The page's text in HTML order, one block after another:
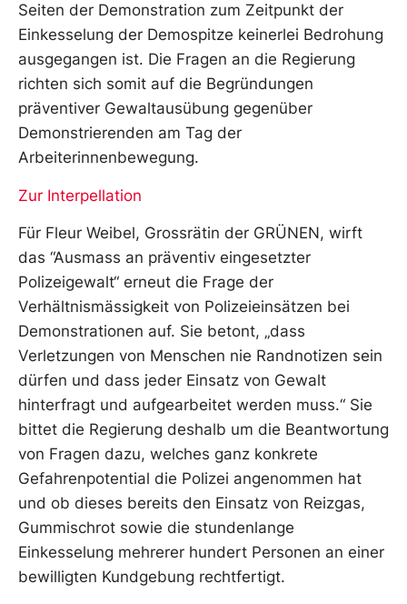
Seiten der Demonstration zum Zeitpunkt der
Einkesselung der Demospitze keinerlei Bedrohung
ausgegangen ist. Die Fragen an die Regierung
richten sich somit auf die Begründungen
präventiver Gewaltausübung gegenüber
Demonstrierenden am Tag der
Arbeiterinnenbewegung.
Zur Interpellation
Für Fleur Weibel, Grossrätin der GRÜNEN, wirft
das “Ausmass an präventiv eingesetzter
Polizeigewalt“ erneut die Frage der
Verhältnismässigkeit von Polizeieinsätzen bei
Demonstrationen auf. Sie betont, „dass
Verletzungen von Menschen nie Randnotizen sein
dürfen und dass jeder Einsatz von Gewalt
hinterfragt und aufgearbeitet werden muss.“ Sie
bittet die Regierung deshalb um die Beantwortung
von Fragen dazu, welches ganz konkrete
Gefahrenpotential die Polizei angenommen hat
und ob dieses bereits den Einsatz von Reizgas,
Gummischrot sowie die stundenlange
Einkesselung mehrerer hundert Personen an einer
bewilligten Kundgebung rechtfertigt.